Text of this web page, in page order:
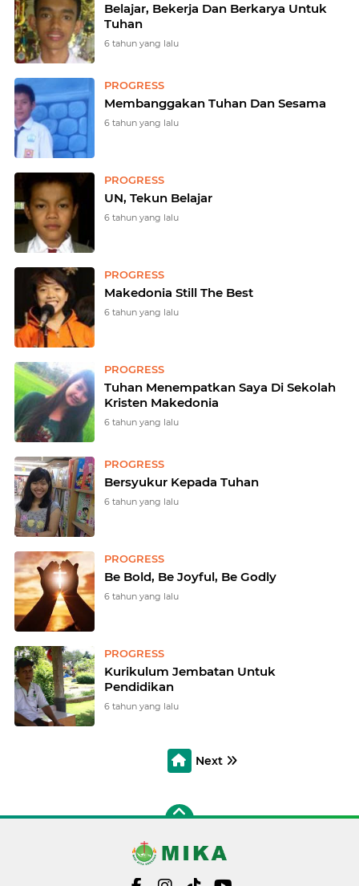
Belajar, Bekerja Dan Berkarya Untuk
Tuhan
6 tahun yang lalu
PROGRESS
Membanggakan Tuhan Dan Sesama
6 tahun yang lalu
PROGRESS
UN, Tekun Belajar
6 tahun yang lalu
PROGRESS
Makedonia Still The Best
6 tahun yang lalu
PROGRESS
Tuhan Menempatkan Saya Di Sekolah
Kristen Makedonia
6 tahun yang lalu
PROGRESS
Bersyukur Kepada Tuhan
6 tahun yang lalu
PROGRESS
Be Bold, Be Joyful, Be Godly
6 tahun yang lalu
PROGRESS
Kurikulum Jembatan Untuk
Pendidikan
6 tahun yang lalu
Next